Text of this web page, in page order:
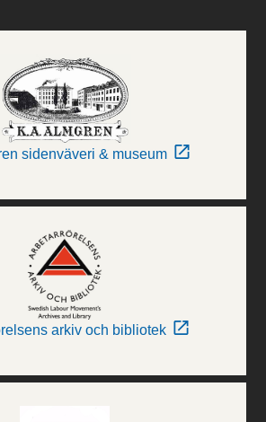
sidenväveri & museum
arkiv och bibliotek